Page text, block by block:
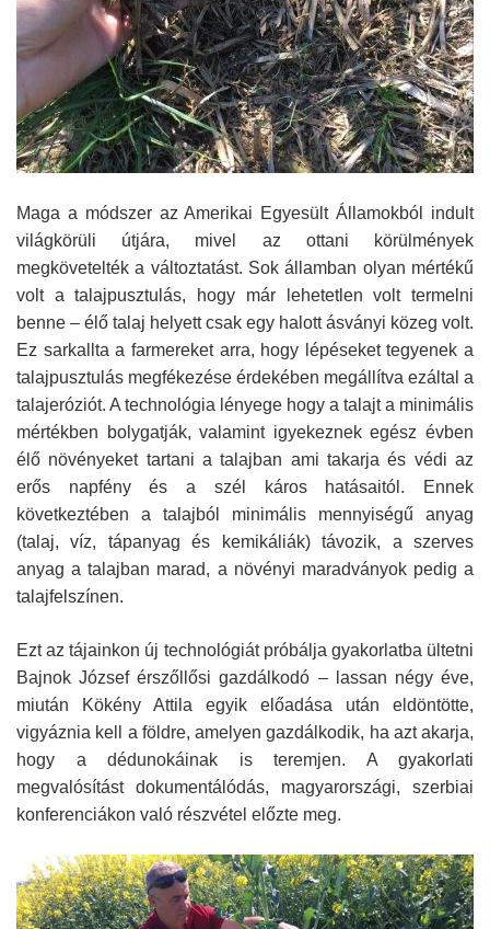
Maga a módszer az Amerikai Egyesült Államokból indult
világkörüli útjára, mivel az ottani körülmények
megkövetelték a változtatást. Sok államban olyan mértékű
volt a talajpusztulás, hogy már lehetetlen volt termelni
benne – élő talaj helyett csak egy halott ásványi közeg volt.
Ez sarkallta a farmereket arra, hogy lépéseket tegyenek a
talajpusztulás megfékezése érdekében megállítva ezáltal a
talajeróziót. A technológia lényege hogy a talajt a minimális
mértékben bolygatják, valamint igyekeznek egész évben
élő növényeket tartani a talajban ami takarja és védi az
erős napfény és a szél káros hatásaitól. Ennek
következtében a talajból minimális mennyiségű anyag
(talaj, víz, tápanyag és kemikáliák) távozik, a szerves
anyag a talajban marad, a növényi maradványok pedig a
talajfelszínen.
Ezt az tájainkon új technológiát próbálja gyakorlatba ültetni
Bajnok József érszőllősi gazdálkodó – lassan négy éve,
miután Kökény Attila egyik előadása után eldöntötte,
vigyáznia kell a földre, amelyen gazdálkodik, ha azt akarja,
hogy a dédunokáinak is teremjen. A gyakorlati
megvalósítást dokumentálódás, magyarországi, szerbiai
konferenciákon való részvétel előzte meg.